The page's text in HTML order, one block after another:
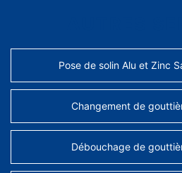
Pose de solin Alu et Zinc
Changement de
Débouchage de